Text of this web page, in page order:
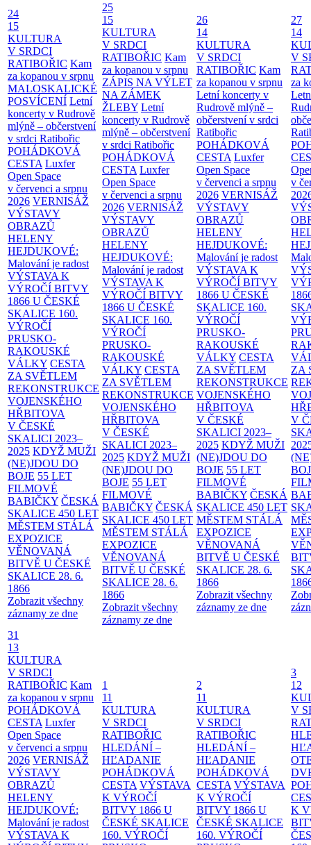
24
15
KULTURA
V SRDCI
RATIBOŘIC Kam
za kopanou v srpnu
MALOSKALICKÉ
POSVÍCENÍ Letní
koncerty v Rudrově
mlýně – občerstvení
v srdci Ratibořic
POHÁDKOVÁ
CESTA Luxfer
Open Space
v červenci a srpnu
2026 VERNISÁŽ
VÝSTAVY
OBRAZŮ
HELENY
HEJDUKOVÉ:
Malování je radost
VÝSTAVA K
VÝROČÍ BITVY
1866 U ČESKÉ
SKALICE 160.
VÝROČÍ
PRUSKO-
RAKOUSKÉ
VÁLKY CESTA
ZA SVĚTLEM
REKONSTRUKCE
VOJENSKÉHO
HŘBITOVA
V ČESKÉ
SKALICI 2023–
2025 KDYŽ MUŽI
(NE)JDOU DO
BOJE 55 LET
FILMOVÉ
BABIČKY ČESKÁ
SKALICE 450 LET
MĚSTEM STÁLÁ
EXPOZICE
VĚNOVANÁ
BITVĚ U ČESKÉ
SKALICE 28. 6.
1866
Zobrazit všechny
záznamy ze dne
25
15
KULTURA
V SRDCI
RATIBOŘIC Kam
za kopanou v srpnu
ZÁPIS NA VÝLET
NA ZÁMEK
ŽLEBY Letní
koncerty v Rudrově
mlýně – občerstvení
v srdci Ratibořic
POHÁDKOVÁ
CESTA Luxfer
Open Space
v červenci a srpnu
2026 VERNISÁŽ
VÝSTAVY
OBRAZŮ
HELENY
HEJDUKOVÉ:
Malování je radost
VÝSTAVA K
VÝROČÍ BITVY
1866 U ČESKÉ
SKALICE 160.
VÝROČÍ
PRUSKO-
RAKOUSKÉ
VÁLKY CESTA
ZA SVĚTLEM
REKONSTRUKCE
VOJENSKÉHO
HŘBITOVA
V ČESKÉ
SKALICI 2023–
2025 KDYŽ MUŽI
(NE)JDOU DO
BOJE 55 LET
FILMOVÉ
BABIČKY ČESKÁ
SKALICE 450 LET
MĚSTEM STÁLÁ
EXPOZICE
VĚNOVANÁ
BITVĚ U ČESKÉ
SKALICE 28. 6.
1866
Zobrazit všechny
záznamy ze dne
26
14
KULTURA
V SRDCI
RATIBOŘIC Kam
za kopanou v srpnu
Letní koncerty v
Rudrově mlýně –
občerstvení v srdci
Ratibořic
POHÁDKOVÁ
CESTA Luxfer
Open Space
v červenci a srpnu
2026 VERNISÁŽ
VÝSTAVY
OBRAZŮ
HELENY
HEJDUKOVÉ:
Malování je radost
VÝSTAVA K
VÝROČÍ BITVY
1866 U ČESKÉ
SKALICE 160.
VÝROČÍ
PRUSKO-
RAKOUSKÉ
VÁLKY CESTA
ZA SVĚTLEM
REKONSTRUKCE
VOJENSKÉHO
HŘBITOVA
V ČESKÉ
SKALICI 2023–
2025 KDYŽ MUŽI
(NE)JDOU DO
BOJE 55 LET
FILMOVÉ
BABIČKY ČESKÁ
SKALICE 450 LET
MĚSTEM STÁLÁ
EXPOZICE
VĚNOVANÁ
BITVĚ U ČESKÉ
SKALICE 28. 6.
1866
Zobrazit všechny
záznamy ze dne
27
14
V
za
v
ZA
V
31
13
KULTURA
V SRDCI
RATIBOŘIC Kam
za kopanou v srpnu
POHÁDKOVÁ
CESTA Luxfer
Open Space
v červenci a srpnu
2026 VERNISÁŽ
VÝSTAVY
OBRAZŮ
HELENY
HEJDUKOVÉ:
Malování je radost
VÝSTAVA K
1
11
KULTURA
V SRDCI
RATIBOŘIC
HLEDÁNÍ –
HĽADANIE
POHÁDKOVÁ
CESTA VÝSTAVA
K VÝROČÍ
BITVY 1866 U
ČESKÉ SKALICE
160. VÝROČÍ
2
11
KULTURA
V SRDCI
RATIBOŘIC
HLEDÁNÍ –
HĽADANIE
POHÁDKOVÁ
CESTA VÝSTAVA
K VÝROČÍ
BITVY 1866 U
ČESKÉ SKALICE
160. VÝROČÍ
3
12
V
K